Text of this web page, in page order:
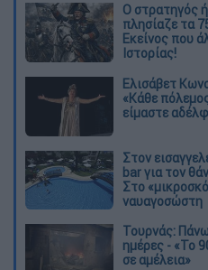
O στρατηγός
πλησίαζε τα
Εκείνος που
Ιστορίας!
Ελισάβετ
«Κάθε
είμαστε
Στον
bar για τον
Στο
ναυαγοσώστη
Τουρνάς:
ημέρες - «Το
σε αμέλεια»